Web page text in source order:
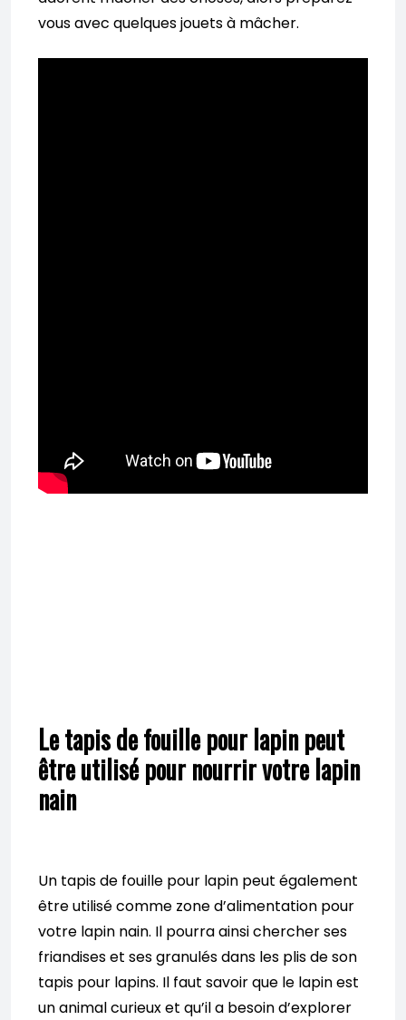
vous avec quelques jouets à mâcher.
Le tapis de fouille pour lapin peut
être utilisé pour nourrir votre lapin
nain
Un tapis de fouille pour lapin peut également
être utilisé comme zone d’alimentation pour
votre lapin nain. Il pourra ainsi chercher ses
friandises et ses granulés dans les plis de son
tapis pour lapins. Il faut savoir que le lapin est
un animal curieux et qu’il a besoin d’explorer